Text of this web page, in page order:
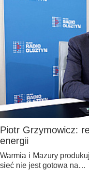
Piotr Grzymowicz:
energii
Warmia i Mazury
sieć nie jest gotowa na…